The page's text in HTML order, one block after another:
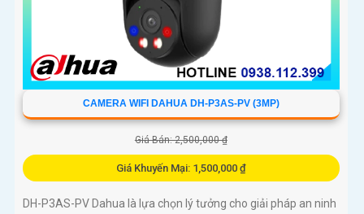
CAMERA WIFI DAHUA DH-P3AS-PV (3MP)
Giá Bán: 2,500,000 ₫
Giá Khuyến Mại: 1,500,000 ₫
DH-P3AS-PV Dahua là lựa chọn lý tưởng cho giải pháp an ninh